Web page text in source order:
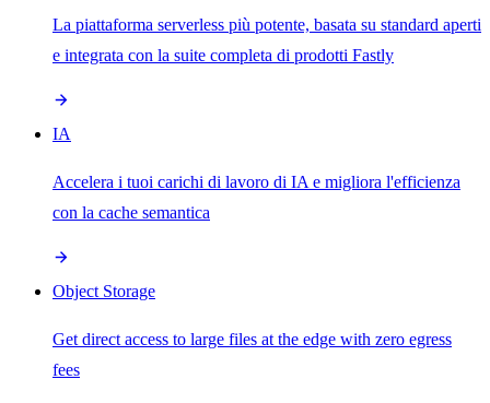
La piattaforma serverless più potente, basata su standard aperti
e integrata con la suite completa di prodotti Fastly
IA
Accelera i tuoi carichi di lavoro di IA e migliora l'efficienza
con la cache semantica
Object Storage
Get direct access to large files at the edge with zero egress
fees